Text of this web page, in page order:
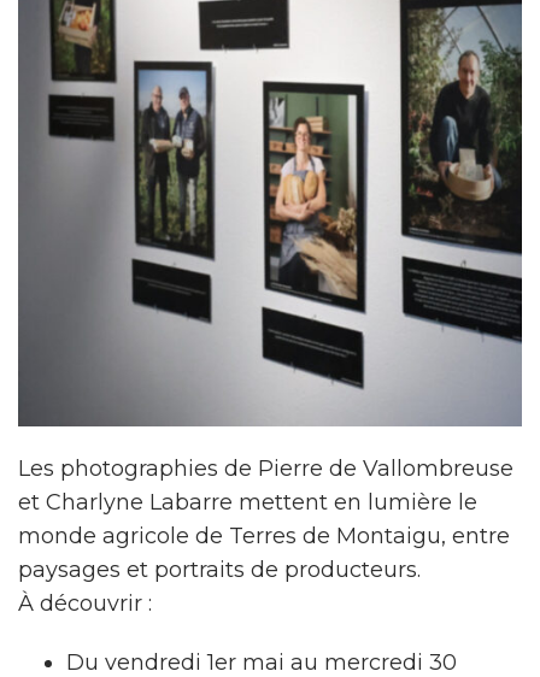
Les photographies de Pierre de Vallombreuse
et Charlyne Labarre mettent en lumière le
monde agricole de Terres de Montaigu, entre
paysages et portraits de producteurs.
À découvrir :
Du vendredi 1er mai au mercredi 30